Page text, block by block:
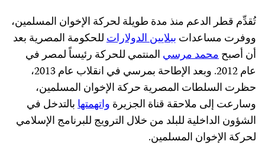
تُقدِّم قطر الدعم منذ مدة طويلة لحركة الإخوان المسلمين،
ووفرت مساعدات ببلايين الدولاراتللحكومة المصرية بعد
أن أصبحمحمد مرسي المنتمي للحركة رئيساً لمصر في
عام 2012. وبعد الإطاحة بمرسي في انقلاب عام 2013،
حظرت السلطات المصرية حركة الإخوان المسلمين،
وسارعت إلى ملاحقة قناة الجزيرة واتهمتهابالتدخل في
الشؤون الداخلية للبلد من خلال الترويج للبرنامج الإسلامي
لحركة الإخوان المسلمين.